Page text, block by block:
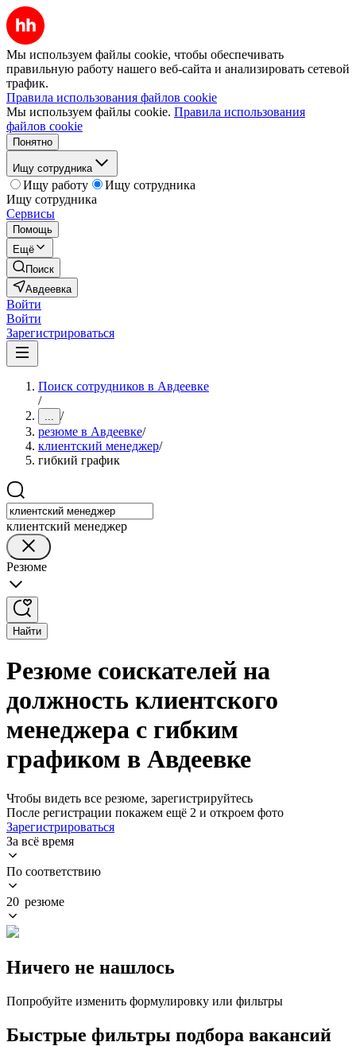
Мы используем файлы cookie, чтобы обеспечивать
правильную работу нашего веб-сайта и анализировать сетевой
трафик.
Правила использования файлов cookie
Мы используем файлы cookie. Правила использования
файлов cookie
Понятно
Ищу сотрудника
Ищу работу
Ищу сотрудника
Ищу сотрудника
Сервисы
Помощь
Ещё
Поиск
Авдеевка
Войти
Войти
Зарегистрироваться
Поиск сотрудников в Авдеевке
/
... /
резюме в Авдеевке/
клиентский менеджер/
гибкий график
клиентский менеджер
Резюме
Найти
Резюме соискателей на
должность клиентского
менеджера с гибким
графиком в Авдеевке
Чтобы видеть все резюме, зарегистрируйтесь
После регистрации покажем ещё 2 и откроем фото
Зарегистрироваться
За всё время
По соответствию
20 резюме
Ничего не нашлось
Попробуйте изменить формулировку или фильтры
Быстрые фильтры подбора вакансий